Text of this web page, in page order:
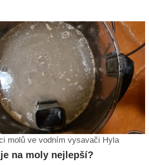
molů ve vodním vysavači Hyla
na moly nejlepší?